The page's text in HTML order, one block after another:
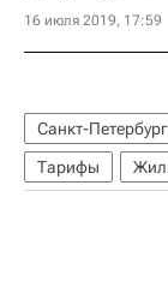
16 июля 2019, 17:59
Санкт-Петербург
Тарифы